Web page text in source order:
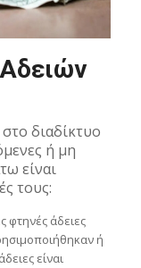
διαδίκτυο
ή μη
είναι
τους:
φτηνές άδειες
ή
είναι